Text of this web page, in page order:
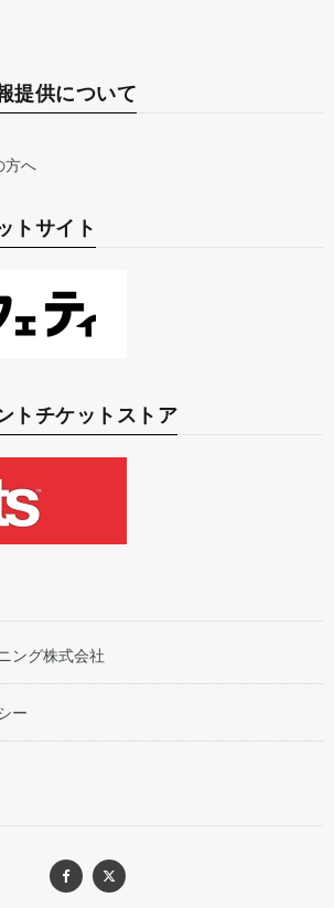
提供について
方へ
トサイト
トチケットストア
ング株式会社
ー